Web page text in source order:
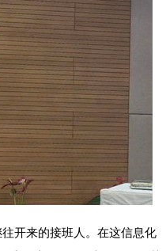
开来的接班人。在这信息化